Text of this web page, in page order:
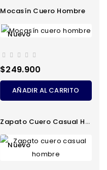
Mocasín Cuero Hombre
Nuevo
Precio
$249.900
AÑADIR AL CARRITO
Zapato Cuero Casual Hombre
Nuevo